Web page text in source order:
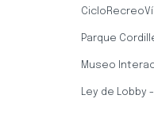
Parque
Museo
Ley de Lobby